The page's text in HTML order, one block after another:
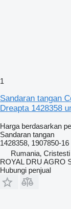
1
Sandaran tangan
Dreapta 1428358
Harga berdasarkan
Sandaran tangan
1428358, 1907850-16
Rumania, Cristesti
ROYAL DRU AGRO
Hubungi penjual